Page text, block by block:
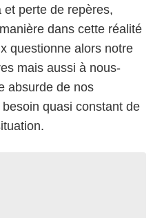
perte de repères,
dans cette réalité
questionne alors notre
mais aussi à nous-
absurde de nos
quasi constant de